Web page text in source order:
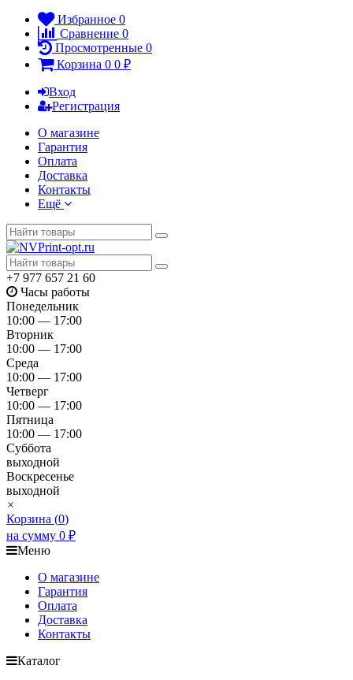
Избранное 0
Сравнение 0
Просмотренные 0
Корзина 0 0 ₽
Вход
Регистрация
О магазине
Гарантия
Оплата
Доставка
Контакты
Ещё
+7 977 657 21 60
Часы работы
Понедельник
10:00 — 17:00
Вторник
10:00 — 17:00
Среда
10:00 — 17:00
Четверг
10:00 — 17:00
Пятница
10:00 — 17:00
Суббота
выходной
Воскресенье
выходной
×
Корзина (0)
на сумму 0 ₽
Меню
О магазине
Гарантия
Оплата
Доставка
Контакты
Каталог